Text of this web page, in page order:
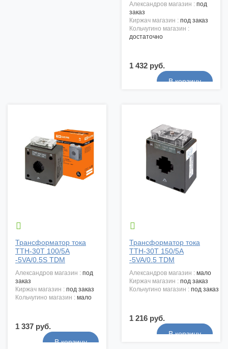
александров магазин : под
заказ
киржач магазин : под заказ
кольчугино магазин :
достаточно
1 432 руб.

Трансформатор тока
ТТН-30Т 100/5А
-5VA/0.5S TDM
александров магазин : под
заказ
киржач магазин : под заказ
кольчугино магазин : мало
1 337 руб.

Трансформатор тока
ТТН-30Т 150/5А
-5VA/0.5 TDM
александров магазин : мало
киржач магазин : под заказ
кольчугино магазин : под заказ
1 216 руб.